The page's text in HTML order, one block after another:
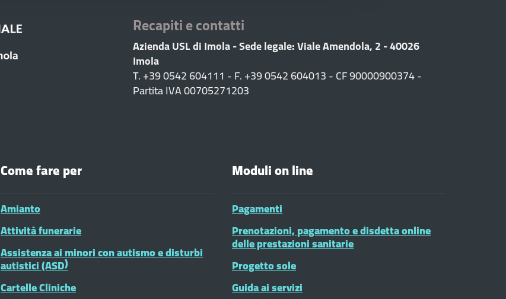
Recapiti e contatti
Azienda USL di Imola - Sede legale: Viale Amendola, 2 - 40026
Imola
T. +39 0542 604111 - F. +39 0542 604013 - CF 90000900374 -
Partita IVA 00705271203
Come fare per
Amianto
Attività funerarie
Assistenza ai minori con autismo e disturbi
autistici (ASD)
Cartelle Cliniche
Moduli on line
Pagamenti
Prenotazioni, pagamento e disdetta online
delle prestazioni sanitarie
Progetto sole
Guida ai servizi